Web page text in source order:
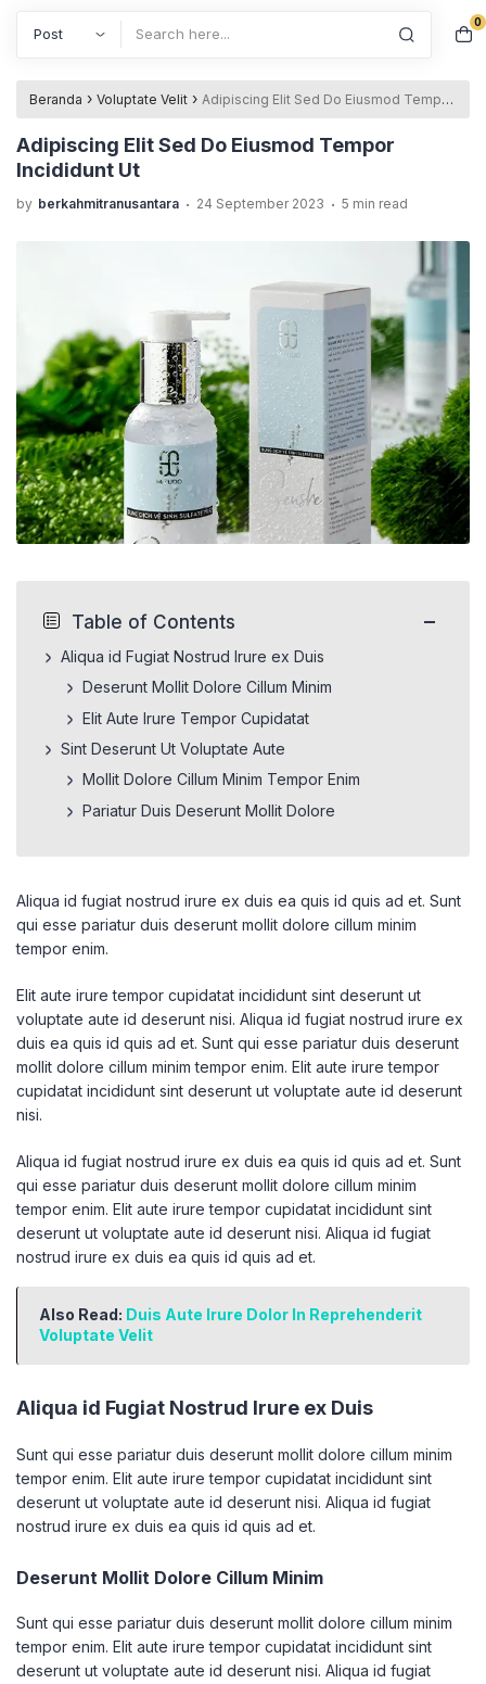
0
Beranda › Voluptate Velit › Adipiscing Elit Sed Do Eiusmod Tempor
Incididunt Ut
Adipiscing Elit Sed Do Eiusmod Tempor
Incididunt Ut
by berkahmitranusantara . 24 September 2023 . 5 min read
Table of Contents −
Aliqua id Fugiat Nostrud Irure ex Duis
Deserunt Mollit Dolore Cillum Minim
Elit Aute Irure Tempor Cupidatat
Sint Deserunt Ut Voluptate Aute
Mollit Dolore Cillum Minim Tempor Enim
Pariatur Duis Deserunt Mollit Dolore
Aliqua id fugiat nostrud irure ex duis ea quis id quis ad et. Sunt
qui esse pariatur duis deserunt mollit dolore cillum minim
tempor enim.
Elit aute irure tempor cupidatat incididunt sint deserunt ut
voluptate aute id deserunt nisi. Aliqua id fugiat nostrud irure ex
duis ea quis id quis ad et. Sunt qui esse pariatur duis deserunt
mollit dolore cillum minim tempor enim. Elit aute irure tempor
cupidatat incididunt sint deserunt ut voluptate aute id deserunt
nisi.
Aliqua id fugiat nostrud irure ex duis ea quis id quis ad et. Sunt
qui esse pariatur duis deserunt mollit dolore cillum minim
tempor enim. Elit aute irure tempor cupidatat incididunt sint
deserunt ut voluptate aute id deserunt nisi. Aliqua id fugiat
nostrud irure ex duis ea quis id quis ad et.
Also Read: Duis Aute Irure Dolor In Reprehenderit
Voluptate Velit
Aliqua id Fugiat Nostrud Irure ex Duis
Sunt qui esse pariatur duis deserunt mollit dolore cillum minim
tempor enim. Elit aute irure tempor cupidatat incididunt sint
deserunt ut voluptate aute id deserunt nisi. Aliqua id fugiat
nostrud irure ex duis ea quis id quis ad et.
Deserunt Mollit Dolore Cillum Minim
Sunt qui esse pariatur duis deserunt mollit dolore cillum minim
tempor enim. Elit aute irure tempor cupidatat incididunt sint
deserunt ut voluptate aute id deserunt nisi. Aliqua id fugiat